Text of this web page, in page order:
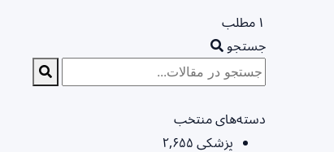
۱ مطلب
جستجو
دسته‌های منتخب
پزشکی ۲,۶۵۵